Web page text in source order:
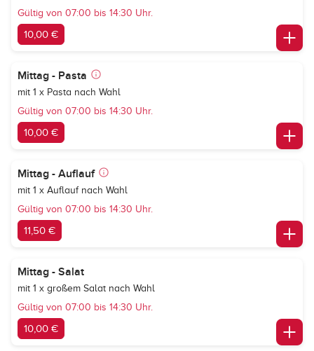
Gültig von 07:00 bis 14:30 Uhr.
10,00 €
Mittag - Pasta
mit 1 x Pasta nach Wahl
Gültig von 07:00 bis 14:30 Uhr.
10,00 €
Mittag - Auflauf
mit 1 x Auflauf nach Wahl
Gültig von 07:00 bis 14:30 Uhr.
11,50 €
Mittag - Salat
mit 1 x großem Salat nach Wahl
Gültig von 07:00 bis 14:30 Uhr.
10,00 €